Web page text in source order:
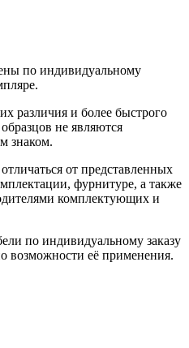
по индивидуальному
различия и более быстрого
не являются
знаком.
от представленных
фурнитуре, а также
комплектующих и
по индивидуальному заказу
возможности её применения.